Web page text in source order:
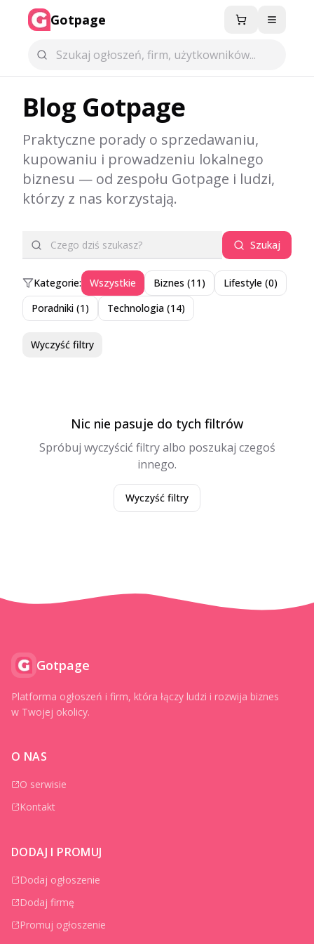
Gotpage Menu
Blog Gotpage
Praktyczne porady o sprzedawaniu,
kupowaniu i prowadzeniu lokalnego
biznesu — od zespołu Gotpage i ludzi,
którzy z nas korzystają.
Szukaj
Kategorie: Wszystkie Biznes (11) Lifestyle (0)
Poradniki (1) Technologia (14)
Wyczyść filtry
Nic nie pasuje do tych filtrów
Spróbuj wyczyścić filtry albo poszukaj czegoś
innego.
Wyczyść filtry
Gotpage
Platforma ogłoszeń i firm, która łączy ludzi i rozwija biznes
w Twojej okolicy.
O NAS
O serwisie
Kontakt
DODAJ I PROMUJ
Dodaj ogłoszenie
Dodaj firmę
Promuj ogłoszenie